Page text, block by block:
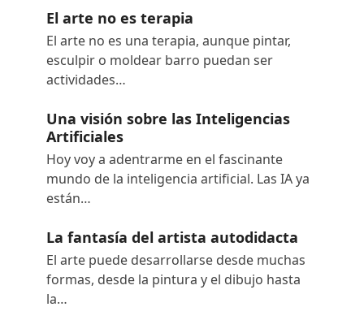
El arte no es terapia
El arte no es una terapia, aunque pintar,
esculpir o moldear barro puedan ser
actividades…
Una visión sobre las Inteligencias
Artificiales
Hoy voy a adentrarme en el fascinante
mundo de la inteligencia artificial. Las IA ya
están…
La fantasía del artista autodidacta
El arte puede desarrollarse desde muchas
formas, desde la pintura y el dibujo hasta
la…